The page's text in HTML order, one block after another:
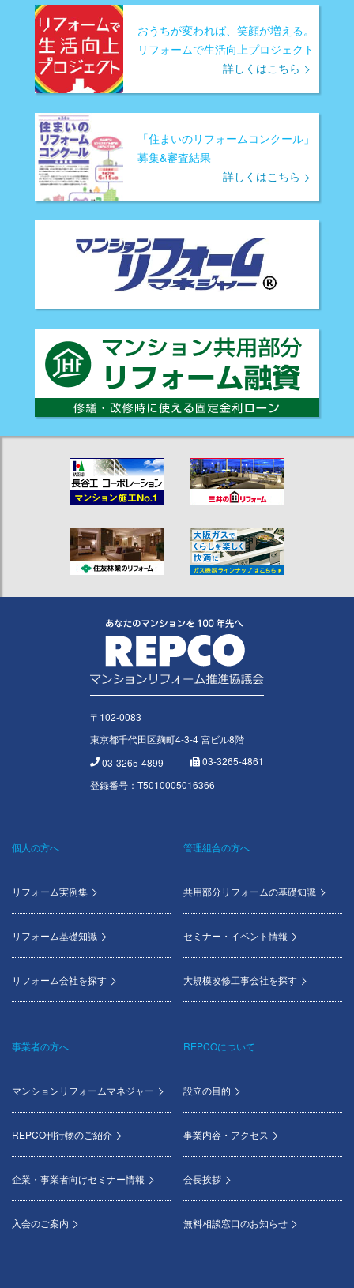
おうちが変われば、笑顔が増える。
リフォームで生活向上プロジェクト
詳しくはこちら
「住まいのリフォームコンクール」
募集&審査結果
詳しくはこちら
〒102-0083
東京都千代田区麹町4-3-4 宮ビル8階
03-3265-4899
03-3265-4861
登録番号：T5010005016366
Footer
menu
個人の方へ
リフォーム実例集
リフォーム基礎知識
リフォーム会社を探す
管理組合の方へ
共用部分リフォームの基礎知識
セミナー・イベント情報
大規模改修工事会社を探す
事業者の方へ
マンションリフォームマネジャー
REPCO刊行物のご紹介
企業・事業者向けセミナー情報
入会のご案内
REPCOについて
設立の目的
事業内容・アクセス
会長挨拶
無料相談窓口のお知らせ